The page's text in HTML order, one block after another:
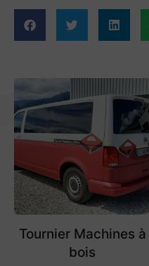
Tournier Machines à
bois